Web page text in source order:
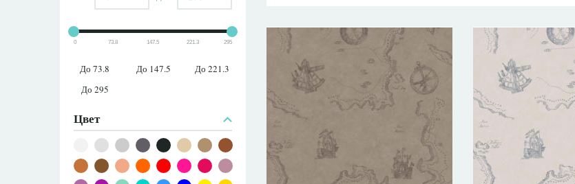
0 73.8 147.5 221.3 295
До 73.8 До 147.5
До 221.3
До 295
Цвет